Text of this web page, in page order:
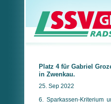
Platz 4 für Gabriel
in Zwenkau.
25. Sep 2022
6. Sparkassen-Kriterium